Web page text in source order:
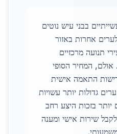
בבני עיש נוטים
אחרות באזור
תנועה מרכזיים
אולם, המחיר הסופי
התאמה אישית
גדולות יותר עשויות
בזכות היצע רחב
שירות אישי ומענה